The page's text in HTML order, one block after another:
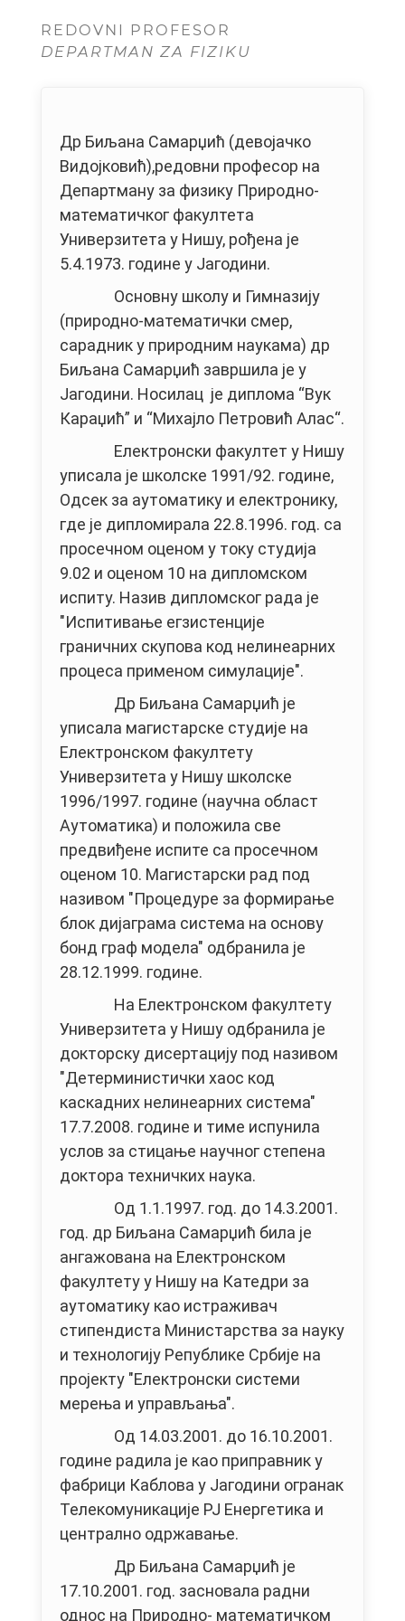
REDOVNI PROFESOR
DEPARTMAN ZA FIZIKU
Др Биљана Самарџић (девојачко
Видојковић),редовни професор на
Департману за физику Прирoдно-
математичког факултета
Универзитета у Нишу, рођена је
5.4.1973. године у Јагодини.
Основну школу и Гимназију
(природно-математички смер,
сарадник у природним наукама) др
Биљана Самарџић завршила је у
Јагодини. Носилац је диплома “Вук
Караџић” и “Михајло Петровић Алас“.
Електронски факултет у Нишу
уписала је школске 1991/92. године,
Одсек за аутоматику и електронику,
где је дипломирала 22.8.1996. год. са
просечном оценом у току студија
9.02 и оценом 10 на дипломском
испиту. Назив дипломског рада је
"Испитивање егзистенције
граничних скупова код нелинеарних
процеса применом симулације".
Др Биљана Самарџић је
уписала магистарске студије на
Електронском факултету
Универзитета у Нишу школске
1996/1997. године (научна област
Аутоматика) и положила све
предвиђене испите са просечном
оценом 10. Магистарски рад под
називом "Процедуре за формирање
блок дијаграма система на основу
бонд граф модела" одбранила је
28.12.1999. године.
На Електронском факултету
Универзитета у Нишу одбранила је
докторску дисертацију под називом
"Детерминистички хаос код
каскадних нелинеарних система"
17.7.2008. године и тиме испунила
услов за стицање научног степена
доктора техничких наука.
Од 1.1.1997. год. до 14.3.2001.
год. др Биљана Самарџић била је
ангажована на Електронском
факултету у Нишу на Катедри за
аутоматику као истраживач
стипендиста Министарства за науку
и технологију Републике Србије на
пројекту "Електронски системи
мерења и управљања".
Од 14.03.2001. до 16.10.2001.
године радила је као приправник у
фабрици Каблова у Јагодини огранак
Телекомуникације РЈ Енергетика и
централно одржавање.
Др Биљана Самарџић је
17.10.2001. год. засновала радни
однос на Природно- математичком